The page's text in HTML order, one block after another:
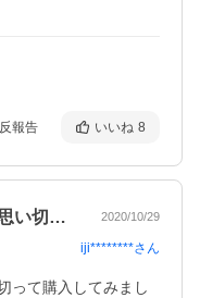
報告 いいね 8
以前から気になっていた商品を思い切って… 2020/10/29
iji********さん
って購入してみまし